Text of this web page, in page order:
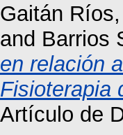
Gaitán
and Barrios
en relación
Fisioterapia
Artículo de